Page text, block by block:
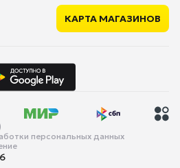
КАРТА МАГАЗИНОВ
персональных данных